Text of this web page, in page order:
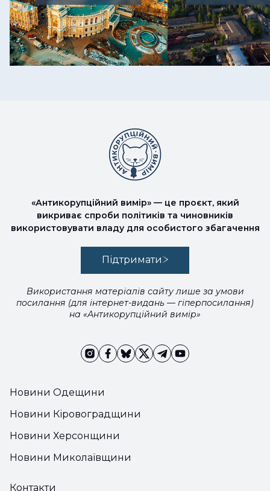
Новини Одещини
Новини Кіровоградщини
Новини Херсонщини
Новини Миколаївщини
«Антикорупційний вимір» — це проєкт, який
викриває спроби політиків та чиновників
використовувати владу для особистого збагачення
Підтримати
Використання матеріалів сайту лише за умови
посилання (для інтернет-видань — гіперпосилання)
на «Антикорупційний вимір»
Контакти